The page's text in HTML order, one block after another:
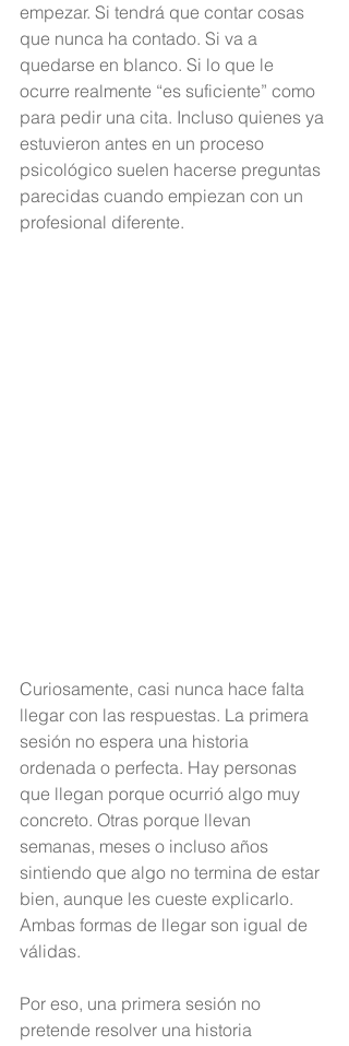
empezar. Si tendrá que contar cosas
que nunca ha contado. Si va a
quedarse en blanco. Si lo que le
ocurre realmente “es suficiente” como
para pedir una cita. Incluso quienes ya
estuvieron antes en un proceso
psicológico suelen hacerse preguntas
parecidas cuando empiezan con un
profesional diferente.
Curiosamente, casi nunca hace falta
llegar con las respuestas. La primera
sesión no espera una historia
ordenada o perfecta. Hay personas
que llegan porque ocurrió algo muy
concreto. Otras porque llevan
semanas, meses o incluso años
sintiendo que algo no termina de estar
bien, aunque les cueste explicarlo.
Ambas formas de llegar son igual de
válidas.
Por eso, una primera sesión no
pretende resolver una historia